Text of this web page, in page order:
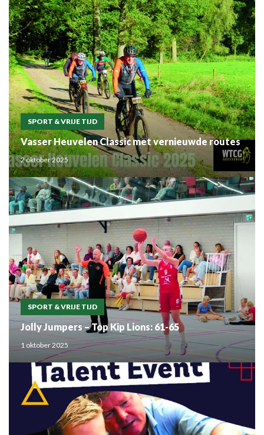
SPORT & VRIJE TIJD
Vasser Heuvelen Classic met vernieuwde routes
2 oktober 2025
SPORT & VRIJE TIJD
Jolly Jumpers – Top Kip Lions: 61-65
1 oktober 2025